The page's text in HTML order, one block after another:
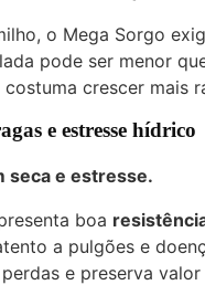
o Mega Sorgo
pode ser menor
crescer mais
e estresse hídrico
seca e estresse.
boa
a pulgões e
e preserva